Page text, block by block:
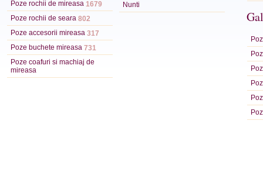
Poze rochii de mireasa 1679
Poze rochii de seara 802
Poze accesorii mireasa 317
Poze buchete mireasa 731
Poze coafuri si machiaj de
mireasa
Nunti